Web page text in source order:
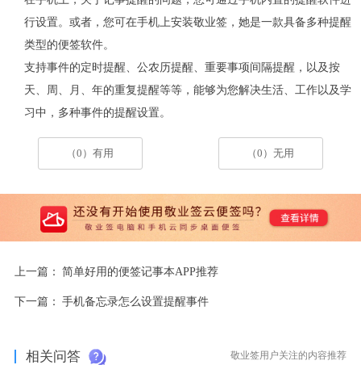
行设置。或者，您可在手机上安装敬业签，她是一款具备多种提醒
类型的便签软件。
支持事件的定时提醒、公农历提醒、重要事项间隔提醒，以及按
天、周、月、年的重复提醒等等，能够为您解决生活、工作以及学
习中，多种事件的提醒设置。
（0）有用 （0）无用
上一篇： 简单好用的便签记事本APP推荐
下一篇： 手机备忘录怎么设置提醒事件
相关问答 敬业签用户关注的内容推荐